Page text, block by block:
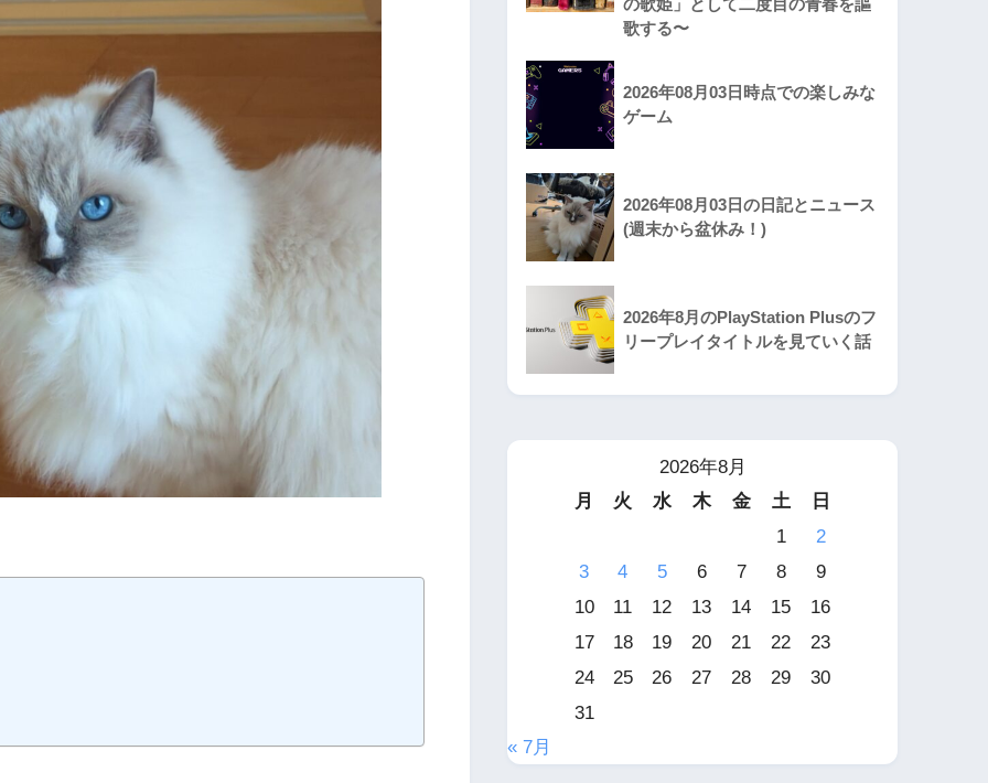
歌する〜
2026年08月03日時点での楽しみな
ゲーム
2026年08月03日の日記とニュース
(週末から盆休み！)
2026年8月のPlayStation Plusのフ
リープレイタイトルを見ていく話
2026年8月
月
火 水 木 金 土
日
1
2
3
4 5 6 7 8
9
10
11 12 13 14 15
16
17
18 19 20 21 22
23
24
25 26 27 28 29
30
31
« 7月